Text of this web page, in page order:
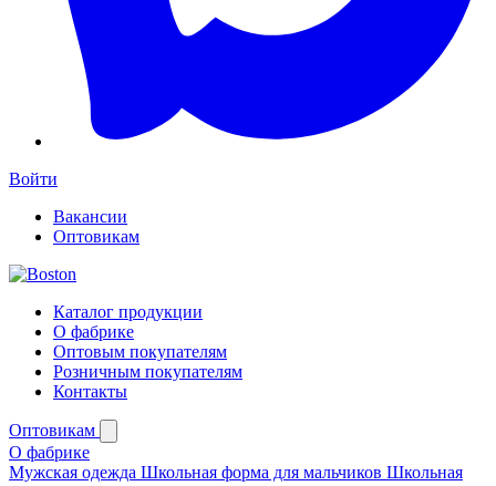
Войти
Вакансии
Оптовикам
Каталог продукции
О фабрике
Оптовым покупателям
Розничным покупателям
Контакты
Оптовикам
О фабрике
Мужская одежда Школьная форма для мальчиков Школьная